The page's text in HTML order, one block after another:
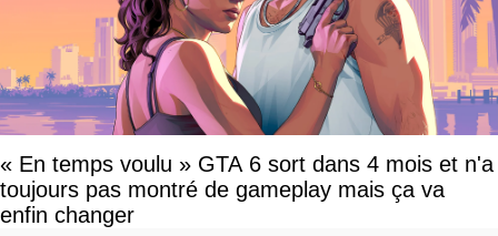
« En temps voulu » GTA 6 sort dans 4 mois et n'a
toujours pas montré de gameplay mais ça va
enfin changer